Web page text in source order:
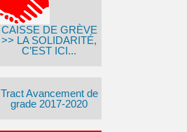
CAISSE DE GRÈVE
>> LA SOLIDARITÉ,
C’EST ICI...
Tract Avancement de
grade 2017-2020